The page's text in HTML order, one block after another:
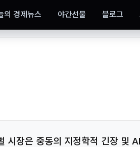
의 경제뉴스 야간선물 블로그
시장은 중동의 지정학적 긴장 및 AI